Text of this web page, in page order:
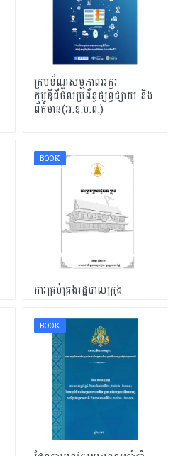
ក្របខ័ណ្ឌសម្ថភាពអក្ខរ
កម្មឌីជីថលប្រព័ន្ធផ្សព្វផ្សាយ និង
ព័ត៌មាន(អ.ឌ.ប.ព.)
BOOK
ការគ្រប់គ្រងរដ្ឋបាលក្រុង
BOOK